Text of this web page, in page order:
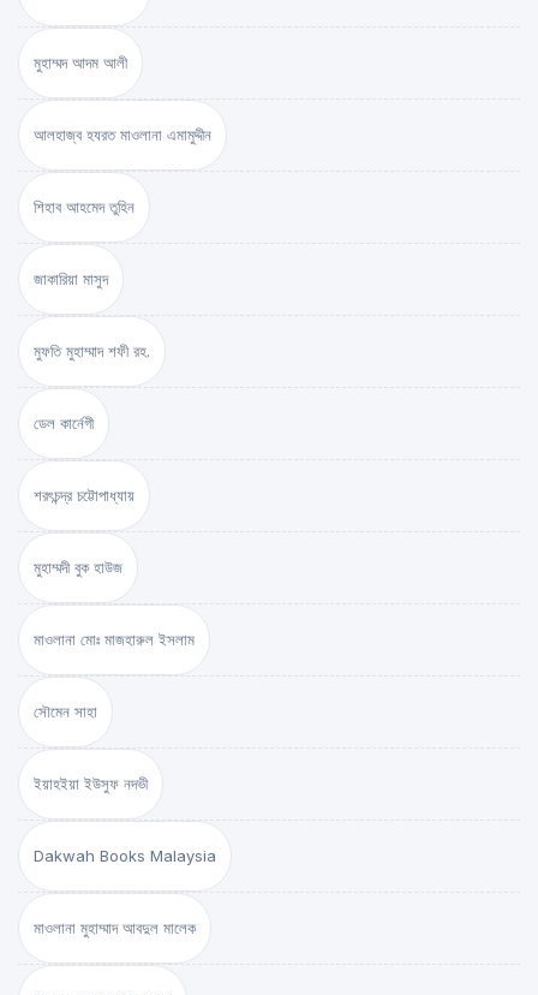
মুহাম্মদ আদম আলী
আলহাজ্ব হযরত মাওলানা এমামুদ্দীন
শিহাব আহমেদ তুহিন
জাকারিয়া মাসুদ
মুফতি মুহাম্মাদ শফী রহ.
ডেল কার্নেগী
শরৎচন্দ্র চট্টোপাধ্যায়
মুহাম্মদী বুক হাউজ
মাওলানা মোঃ মাজহারুল ইসলাম
সৌমেন সাহা
ইয়াহইয়া ইউসুফ নদভী
Dakwah Books Malaysia
মাওলানা মুহাম্মাদ আবদুল মালেক